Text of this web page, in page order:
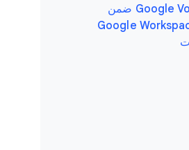
الحصول على Google Voice ضمن